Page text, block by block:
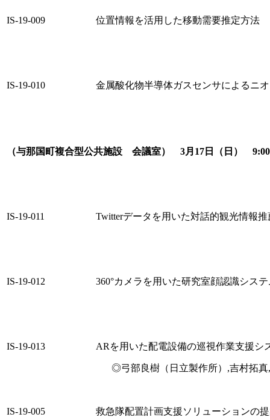
IS-19-009 位置情報を活用した移動需要推定方法
IS-19-010 金属酸化物半導体ガスセンサによるニ
（与那国町複合型公共施設 会議室） 3月17日（日）
IS-19-011 Twitterデータを用いた対話的観光情報
IS-19-012 360°カメラを用いた研究室顔認識シス
IS-19-013 ARを用いた配電設備の巡視作業支援シ
◎弓部良樹（日立製作所）,吉村拓
IS-19-005 救急隊配置計画支援ソリューションの